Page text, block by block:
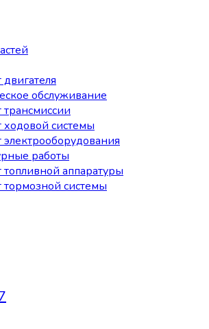
обслуживание
ходовой системы
работы
аппаратуры
тормозной системы